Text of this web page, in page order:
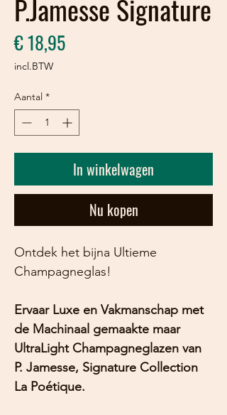
P.Jamesse Signature
€ 18,95Prijs
incl.BTW
Aantal *
In winkelwagen
Nu kopen
Ontdek het bijna Ultieme
Champagneglas!
Ervaar Luxe en Vakmanschap met
de Machinaal gemaakte maar
UltraLight Champagneglazen van
P. Jamesse, Signature Collection
La Poétique.